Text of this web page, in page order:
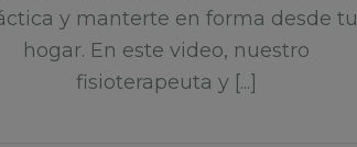
y manterte en forma desde tu
hogar. En este video, nuestro
fisioterapeuta y [...]